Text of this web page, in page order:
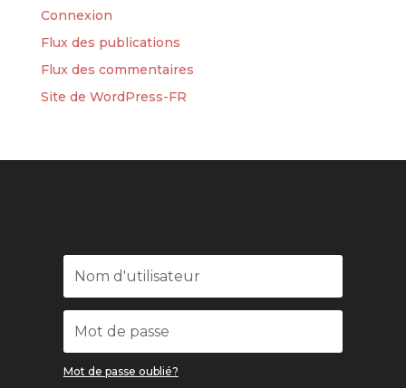
Connexion
Flux des publications
Flux des commentaires
Site de WordPress-FR
Mot de passe oublié?